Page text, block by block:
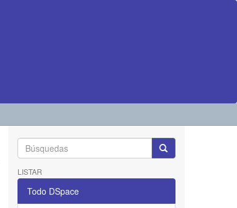
LISTAR
Todo DSpace